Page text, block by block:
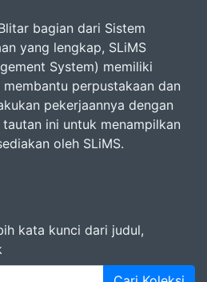
bagian dari Sistem
yang lengkap, SLiMS
System) memiliki
perpustakaan dan
pekerjaannya dengan
ini untuk menampilkan
oleh SLiMS.
kata kunci dari judul,